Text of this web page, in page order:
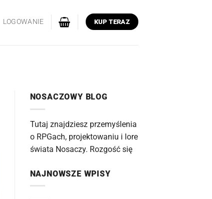
LOGOWANIE KUP TERAZ
NOSACZOWY BLOG
Tutaj znajdziesz przemyślenia
o RPGach, projektowaniu i lore
świata Nosaczy. Rozgość się
NAJNOWSZE WPISY